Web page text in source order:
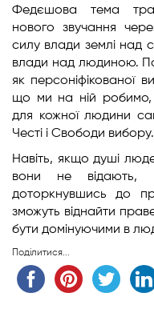
Федєшова тема
нового звучання
силу влади землі над
влади над людиною.
як персоніфікованої
що ми на ній робимо,
для кожної людини
Честі і Свободи вибору.
Навіть, якщо душі
вони не
доторкнувшись до
зможуть віднайти
бути домінуючими в
Поділитися...